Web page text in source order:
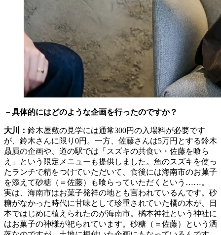
－具体的にはどのような企画を行ったのですか？
大川： 鈴木屋敷の見学には通常300円の入場料が必要です
が、鈴木さんに限り0円。一方、佐藤さんは5万円とする鈴木
贔屓の企画や、道の駅では「スズキの共食い・佐藤を喰ら
え」という限定メニューも提供しました。魚のスズキを使っ
たランチで精をつけていただいて、食後には海南市のお菓子
を添えて砂糖（＝佐藤）も喰らっていただくという……。
実は、海南市はお菓子発祥の地とも言われているんです。砂
糖がなかった時代に甘味として珍重されていた橘の木が、日
本ではじめに植えられたのが海南市。橘本神社という神社に
はお菓子の神様が祀られています。砂糖（＝佐藤）という洒